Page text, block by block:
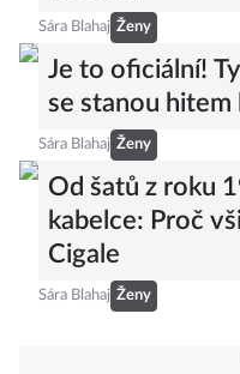
Sára Blahaj Ženy
Je to oficiální!
se stanou
Sára Blahaj Ženy
Od šatů z roku
kabelce: Proč
Cigale
Sára Blahaj Ženy